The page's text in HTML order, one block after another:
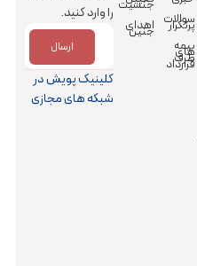
سوالات
پرتکرار
بیمه
های
طرف
قرارداد
جنسیت
اهدای
جنین
را وارد کنید.
ارسال
کلینیک پویش در
شبکه های مجازی